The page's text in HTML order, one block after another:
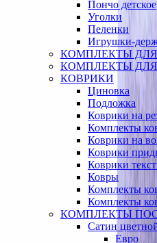
Пончо детское
Уголки
Пеленки
Игрушки-
КОМПЛЕКТЫ
КОМПЛЕКТЫ
КОВРИКИ
Циновка
Подложка
Коврики на
Комплекты
Коврики на
Коврики
Коврики
Ковры
Комплекты
Комплекты
КОМПЛЕКТЫ
Сатин
Евро